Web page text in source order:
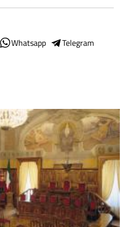
Whatsapp
Telegram